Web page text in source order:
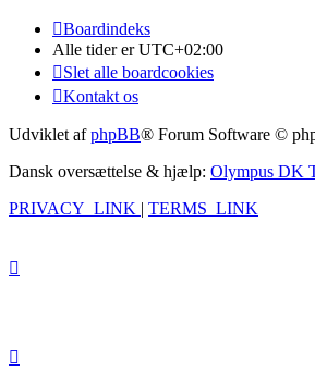
Boardindeks
Alle tider erUTC+02:00
Slet alle boardcookies
Kontakt os
Udviklet afphpBB® Forum Software ©
Dansk oversættelse & hjælp: Olympus DK
PRIVACY_LINK | TERMS_LINK